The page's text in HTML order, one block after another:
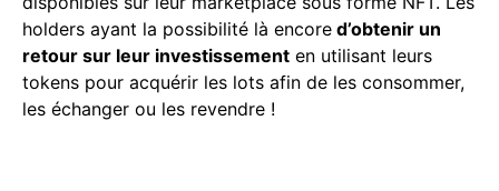
holders ayant la possibilité là encore d’obtenir un
retour sur leur investissement en utilisant leurs
tokens pour acquérir les lots afin de les consommer,
les échanger ou les revendre !